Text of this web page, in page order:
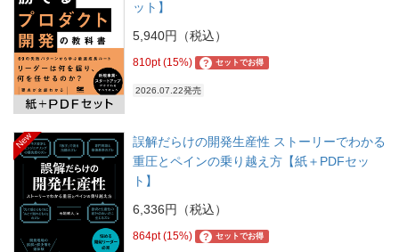
ット】
5,940円（税込）
810pt (15%) ? セットでお得
2026.07.22発売
New
誤解だらけの開発生産性 ストーリーでわかる
重圧とペインの乗り越え方【紙＋PDFセッ
ト】
6,336円（税込）
864pt (15%) ? セットでお得